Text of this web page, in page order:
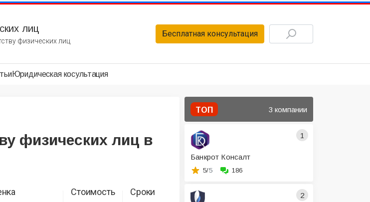
лиц
физических лиц
Бесплатная консультация
Юридическая косультация
физических лиц в
Стоимость Сроки
ТОП 3 компании
1
Банкрот Консалт
5/5 186
2